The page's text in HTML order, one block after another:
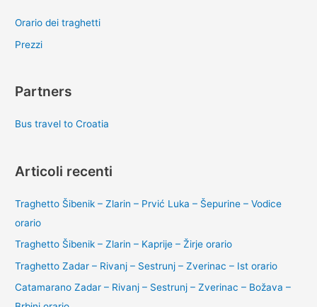
Orario dei traghetti
Prezzi
Partners
Bus travel to Croatia
Articoli recenti
Traghetto Šibenik – Zlarin – Prvić Luka – Šepurine – Vodice
orario
Traghetto Šibenik – Zlarin – Kaprije – Žirje orario
Traghetto Zadar – Rivanj – Sestrunj – Zverinac – Ist orario
Catamarano Zadar – Rivanj – Sestrunj – Zverinac – Božava –